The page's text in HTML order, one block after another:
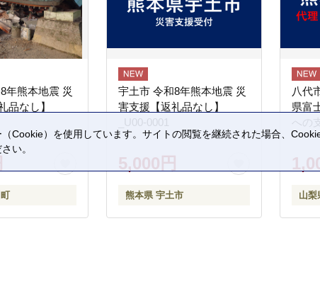
年熊本地震 災
品なし】
宇土市 令和8年熊本地震 災
害支援【返礼品なし】
_U00-0001
5,000円
熊本県 宇土市
八代
県富
への
山梨
Cookie）を使用しています。サイトの閲覧を継続された場合、
い。